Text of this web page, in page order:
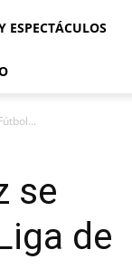
ESPECTÁCULOS
se
de